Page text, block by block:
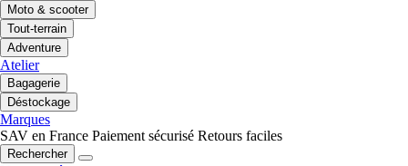
Moto & scooter
Tout-terrain
Adventure
Atelier
Bagagerie
Déstockage
Marques
SAV en France Paiement sécurisé Retours faciles
Rechercher